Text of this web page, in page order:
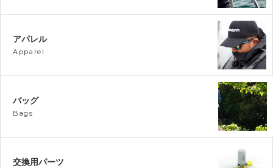
アパレル
Apparel
バッグ
Bags
交換用パーツ